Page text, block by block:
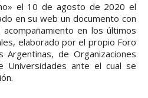
el 10 de agosto de 2020 el
en su web un documento con
en los últimos
elaborado por el propio Foro
Argentinas, de Organizaciones
Universidades ante el cual se